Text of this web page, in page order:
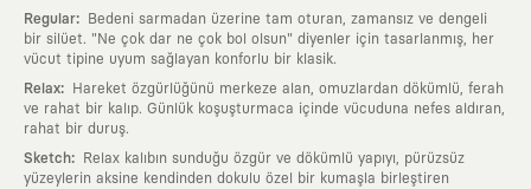
Regular:
Bedeni sarmadan üzerine tam oturan, zamansız ve dengeli
bir silüet. "Ne çok dar ne çok bol olsun" diyenler için tasarlanmış, her
vücut tipine uyum sağlayan konforlu bir klasik.
Relax:
Hareket özgürlüğünü merkeze alan, omuzlardan dökümlü, ferah
ve rahat bir kalıp. Günlük koşuşturmaca içinde vücuduna nefes aldıran,
rahat bir duruş.
Sketch:
Relax kalıbın sunduğu özgür ve dökümlü yapıyı, pürüzsüz
yüzeylerin aksine kendinden dokulu özel bir kumaşla birleştiren